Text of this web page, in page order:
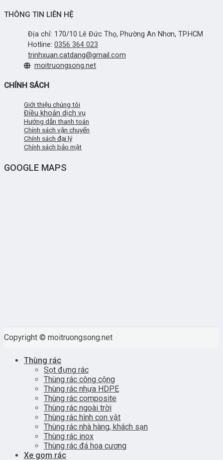
THÔNG TIN LIÊN HỆ
Địa chỉ: 170/10 Lê Đức Thọ, Phường An Nhơn, TP.HCM
Hotline: 0356 364 023
trinhxuan.catdang@gmail.com
moitruongsong.net
CHÍNH SÁCH
Giới thiệu chúng tôi
Điều khoản dịch vụ
Hướng dẫn thanh toán
Chính sách vận chuyển
Chính sách đại lý
Chính sách bảo mật
GOOGLE MAPS
Copyright © moitruongsong.net
Thùng rác
Sọt đựng rác
Thùng rác công cộng
Thùng rác nhựa HDPE
Thùng rác composite
Thùng rác ngoài trời
Thùng rác hình con vật
Thùng rác nhà hàng, khách sạn
Thùng rác inox
Thùng rác đá hoa cương
Xe gom rác